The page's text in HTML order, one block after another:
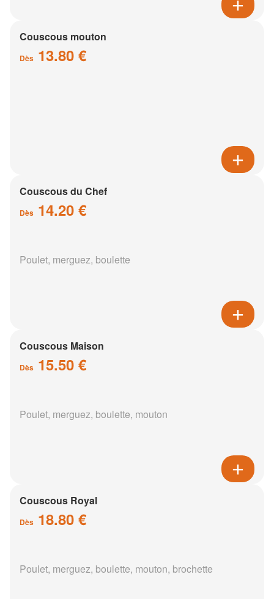
Couscous mouton
Dès 13.80 €
Couscous du Chef
Dès 14.20 €
Poulet, merguez, boulette
Couscous Maison
Dès 15.50 €
Poulet, merguez, boulette, mouton
Couscous Royal
Dès 18.80 €
Poulet, merguez, boulette, mouton, brochette